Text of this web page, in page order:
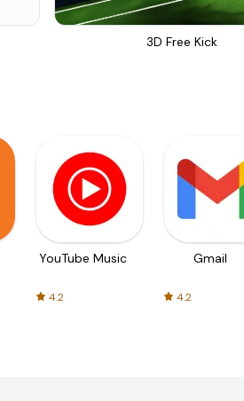
3D Free Kick
YouTube Music
4.2
Gmail
4.2